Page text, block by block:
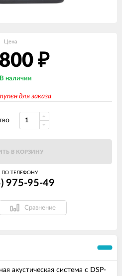
Цена
₽
В наличии
для заказа
В КОРЗИНУ
ПО ТЕЛЕФОНУ
975-95-49
Сравнение
акустическая система с DSP-